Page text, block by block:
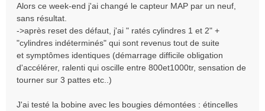
a
g
e
Alors ce week-end j'ai changé le capteur MAP par un neuf,
sans résultat.
->après reset des défaut, j'ai " ratés cylindres 1 et 2" +
"cylindres indéterminés" qui sont revenus tout de suite
et symptômes identiques (démarrage difficile obligation
d'accélérer, ralenti qui oscille entre 800et1000tr, sensation de
tourner sur 3 pattes etc..)
J'ai testé la bobine avec les bougies démontées : étincelles